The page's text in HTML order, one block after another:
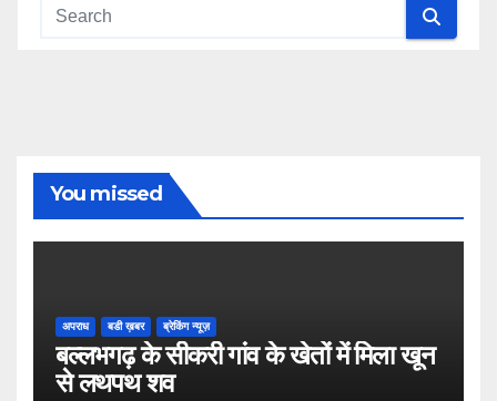
You missed
अपराध बडी ख़बर ब्रेकिंग न्यूज़
बल्लभगढ़ के सीकरी गांव के खेतों में मिला खून
से लथपथ शव